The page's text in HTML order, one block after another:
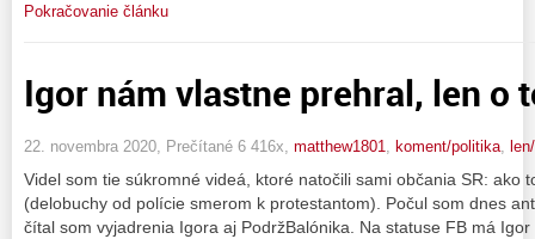
Pokračovanie článku
Igor nám vlastne prehral, len o
22. novembra 2020, Prečítané 6 416x, matthew1801, koment/politika,
Videl som tie súkromné videá, ktoré natočili sami občania SR: ako
(delobuchy od polície smerom k protestantom). Počul som dnes
čítal som vyjadrenia Igora aj PodržBalónika. Na statuse FB má